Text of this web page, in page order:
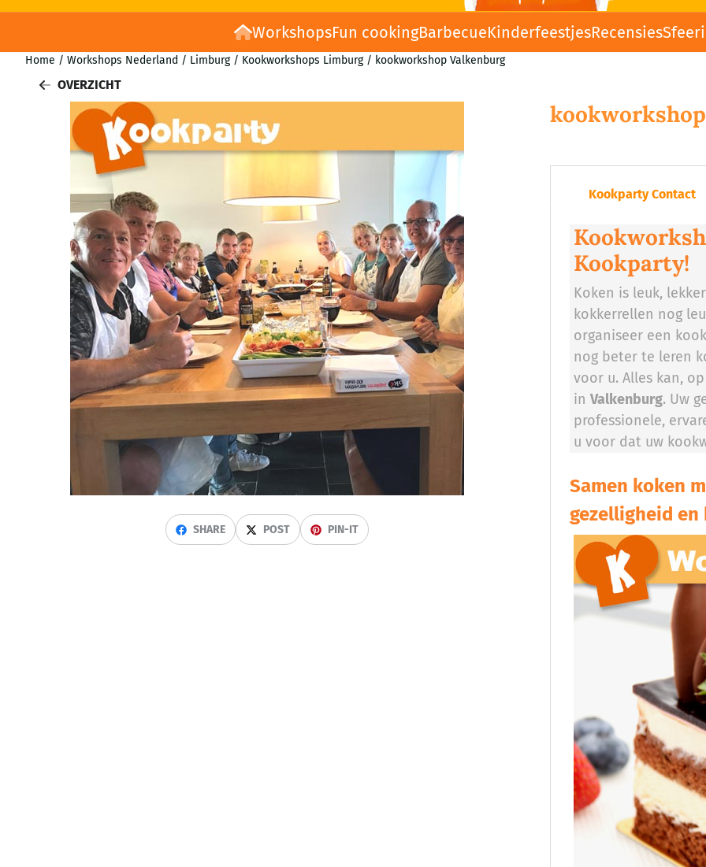
WorkshopsFun cookingBarbecueKinderfeestjesRecensies
Home / Workshops Nederland / Limburg / Kookworkshops Limburg / kookworkshop Valkenburg
OVERZICHT
SHARE POST PIN-IT
Kookparty Contact
Kookparty!
Koken is leuk,
kokkerrellen nog
organiseer een
nog beter te leren
voor u. Alles kan,
inValkenburg. Uw
professionele,
u voor dat uw
Samen koken
gezelligheid